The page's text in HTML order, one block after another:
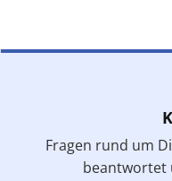
Fragen rund um
beantwortet